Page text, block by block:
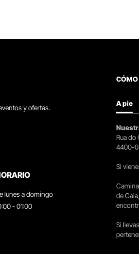
y ofertas.
lunes a domingo
- 01:00
CÓMO
A pie
Rua
4400-
Si
de
Si